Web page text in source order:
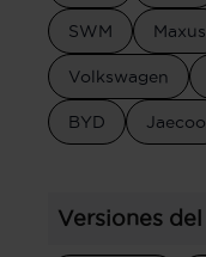
SWM Maxus
Volkswagen
BYD Jaecoo
Versiones